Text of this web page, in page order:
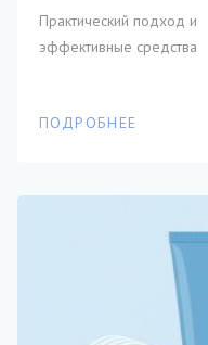
Практический подход и
эффективные средства
ПОДРОБНЕЕ